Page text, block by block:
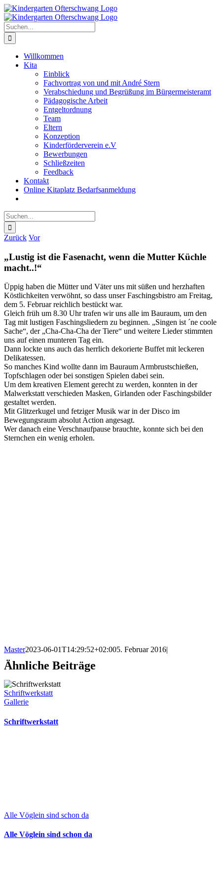
Zum
Inhalt
springen
Suche
nach:
Willkommen
Kita
Einblick
Fachvortrag von und mit André Stern
Verabschiedung und Begrüßung im Bürgermeisteramt
Pädagogische Arbeit
Entgeltordnung
Team
Eltern
Konzeption
Kinderförderverein e.V
Bewerbungen
Schließzeiten
Feedback
Kontakt
Online Kitaplatz Bedarfsanmeldung
Suche
nach:
Zurück Vor
„Lustig ist die Fasenacht, wenn die Mutter Küchle
macht..!“
Üppig haben die Mütter und Väter uns mit süßen und herzhaften
Köstlichkeiten verwöhnt, so dass unser Faschingsbistro am Freitag,
dem 5. Februar reichlich bestückt war.
Gleich früh um 8.30 Uhr trafen wir uns alle im Bauraum, um den
Tag mit lustigen Faschingsliedern zu beginnen. „Singen ist ´ne coole
Sache“, der „Cha-Cha-Cha der Tiere“ und weitere Lieder stimmten
uns auf einen munteren Tag ein.
Dann lockte uns auch das herrlich dekorierte Buffet mit leckeren
Delikatessen.
So manches Kind wollte dann im Bauraum Armbrustschießen,
Topfschlagen oder bei sonstigen Spielen dabei sein.
Um dem kreativen Element gerecht zu werden, konnten in der
Malwerkstatt verschieden Masken, Girlanden oder Faschingsbilder
gestaltet werden.
Mit Glitzerkugel und fetziger Musik war in der Disco im
Bewegungsraum absolut Action angesagt.
Wer danach eine Verschnaufpause brauchte, konnte sich bei den
Sternchen ein wenig erholen.
Master2023-06-01T14:29:52+02:005. Februar 2016|
Ähnliche Beiträge
Schriftwerkstatt
Gallerie
Schriftwerkstatt
Alle Vöglein sind schon da
Alle Vöglein sind schon da